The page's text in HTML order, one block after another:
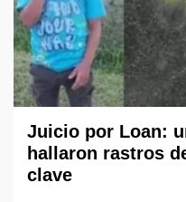
Juicio por Loan:
hallaron rastros
clave